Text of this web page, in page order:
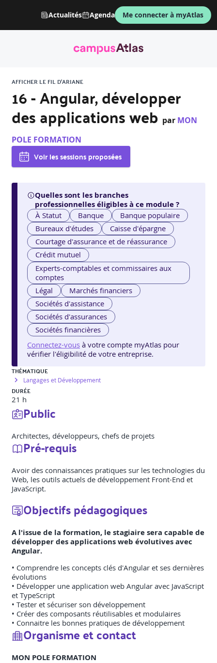
Actualités Agenda Me connecter à myAtlas
AFFICHER LE FIL D'ARIANE
16 - Angular, développer
des applications web par MON
POLE FORMATION
Voir les sessions proposées
Quelles sont les branches
professionnelles éligibles à ce module ?
À Statut Banque
Banque populaire
Bureaux d'études
Caisse d'épargne
Courtage d'assurance et de réassurance
Crédit mutuel
Experts-comptables et commissaires aux
comptes
Légal
Marchés financiers
Sociétés d'assistance
Sociétés d'assurances
Sociétés financières
Connectez-vous à votre compte myAtlas pour
vérifier l'éligibilité de votre entreprise.
THÉMATIQUE
Langages et Développement
DURÉE
21 h
Public
Architectes, développeurs, chefs de projets
Pré-requis
Avoir des connaissances pratiques sur les technologies du
Web, les outils actuels de développement Front-End et
JavaScript.
Objectifs pédagogiques
A l'issue de la formation, le stagiaire sera capable de
développer des applications web évolutives avec
Angular.
• Comprendre les concepts clés d'Angular et ses dernières
évolutions
• Développer une application web Angular avec JavaScript
et TypeScript
• Tester et sécuriser son développement
• Créer des composants réutilisables et modulaires
• Connaitre les bonnes pratiques de développement
Organisme et contact
MON POLE FORMATION